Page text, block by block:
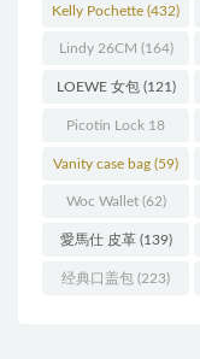
Kelly Pochette (432)
Lindy 26CM (164)
LOEWE 女包(121)
Picotin Lock 18
(202)
Vanity case bag (59)
Woc Wallet(62)
愛馬仕 皮革(139)
经典口盖包 (223)